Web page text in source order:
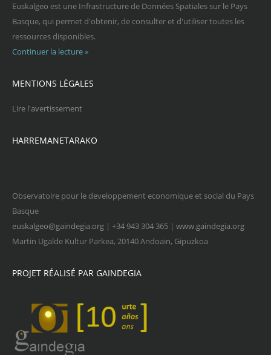
Euskalgeo est une Infrastructure de Données Spatiales sur le Pays
Basque, qui permet d'obtenir, de consulter et d'utiliser toutes les
ressources disponibles.
Continuer la lecture »
MENTIONS LÉGALES
Lire l'avertissement
HARREMANETARAKO
Observatoire pour le developpement economique et social du Pays
Basque
euskalgeo@gaindegia.org | +34 943 304 365 | www.gaindegia.org
Martin Ugalde Kultur Parkea, 20140 Andoain, Gipuzkoa
PROJET RÉALISÉ PAR GAINDEGIA